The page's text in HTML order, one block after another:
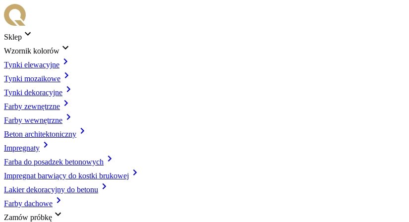
Sklep
Wzornik kolorów
Tynki elewacyjne
Tynki mozaikowe
Tynki dekoracyjne
Farby zewnętrzne
Farby wewnętrzne
Beton architektoniczny
Impregnaty
Farba do posadzek betonowych
Impregnat barwiący do kostki brukowej
Lakier dekoracyjny do betonu
Farby dachowe
Zamów próbkę